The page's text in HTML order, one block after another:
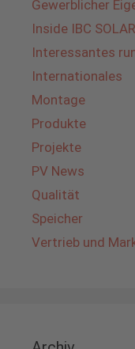
Gewerblicher
Inside IBC SOLAR
Interessantes
Internationales
Montage
Produkte
Projekte
PV News
Qualität
Speicher
Vertrieb und